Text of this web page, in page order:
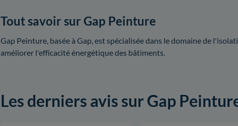
Tout savoir sur Gap Peinture
Gap Peinture, basée à Gap, est spécialisée dans le domaine de
améliorer l'efficacité énergétique des bâtiments.
Les derniers avis sur Gap